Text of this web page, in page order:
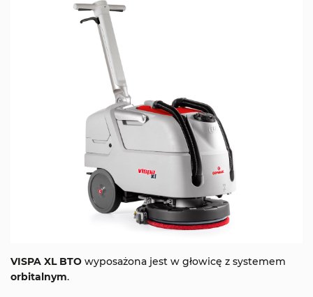
VISPA XL BTO wyposażona jest w głowicę z systemem
orbitalnym.